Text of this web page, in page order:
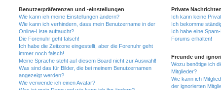
Benutzerpräferenzen und -einstellungen
Wie kann ich meine Einstellungen ändern?
Wie kann ich verhindern, dass mein Benutzername in der
Online-Liste auftaucht?
Die Forenuhr geht falsch!
Ich habe die Zeitzone eingestellt, aber die Forenuhr geht
immer noch falsch!
Meine Sprache steht auf diesem Board nicht zur Auswahl!
Was sind das für Bilder, die bei meinem Benutzernamen
angezeigt werden?
Wie verwende ich einen Avatar?
Private
Ich kann keine
Ich bekomme
Ich habe eine
Forums erhalten!
Freunde und
Wozu benötige ich
Mitglieder?
Wie kann ich
der ignorierten